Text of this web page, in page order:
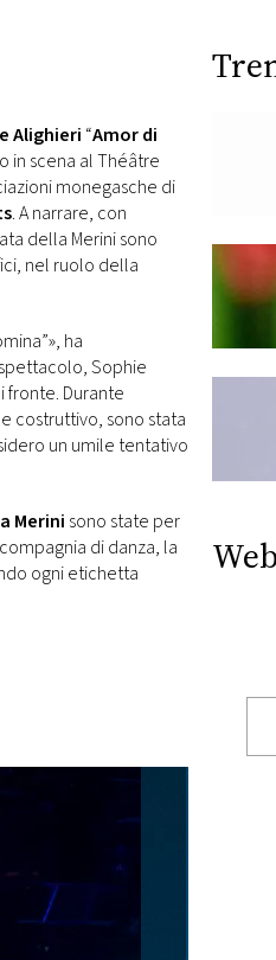
Alighieri “Amor di
in scena al Théâtre
monegasche di
. A narrare, con
della Merini sono
nel ruolo della
ha
Sophie
fronte. Durante
costruttivo, sono stata
un umile tentativo
Merini sono state per
di danza, la
ogni etichetta